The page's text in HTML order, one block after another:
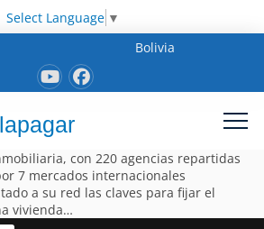
Select Language ▼
Bolivia
con 220 agencias repartidas
7 mercados internacionales
a su red las claves para fijar el
vivienda…